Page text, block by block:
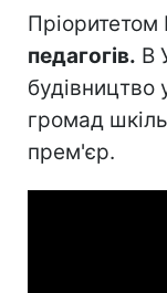
педагогів. В
будівництво
громад
прем'єр.